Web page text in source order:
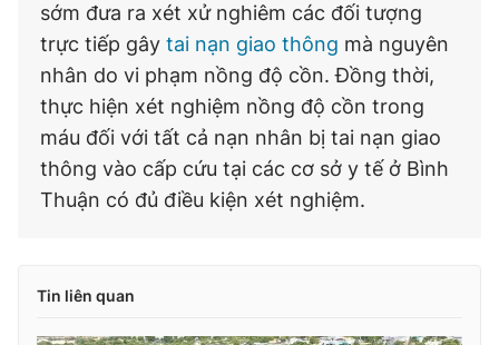
sớm đưa ra xét xử nghiêm các đối tượng
trực tiếp gây tai nạn giao thông mà nguyên
nhân do vi phạm nồng độ cồn. Đồng thời,
thực hiện xét nghiệm nồng độ cồn trong
máu đối với tất cả nạn nhân bị tai nạn giao
thông vào cấp cứu tại các cơ sở y tế ở Bình
Thuận có đủ điều kiện xét nghiệm.
Tin liên quan